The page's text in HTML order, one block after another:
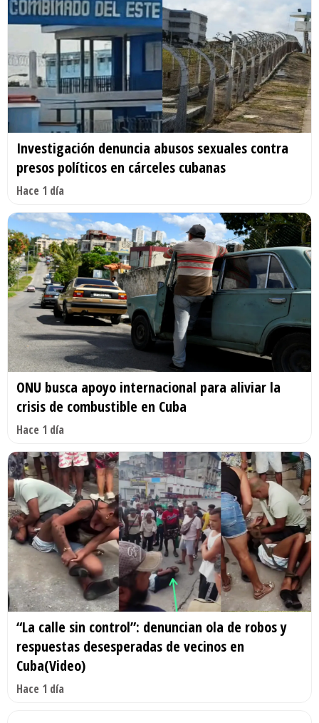
Investigación denuncia abusos sexuales contra
presos políticos en cárceles cubanas
Hace 1 día
ONU busca apoyo internacional para aliviar la
crisis de combustible en Cuba
Hace 1 día
“La calle sin control”: denuncian ola de robos y
respuestas desesperadas de vecinos en
Cuba(Video)
Hace 1 día